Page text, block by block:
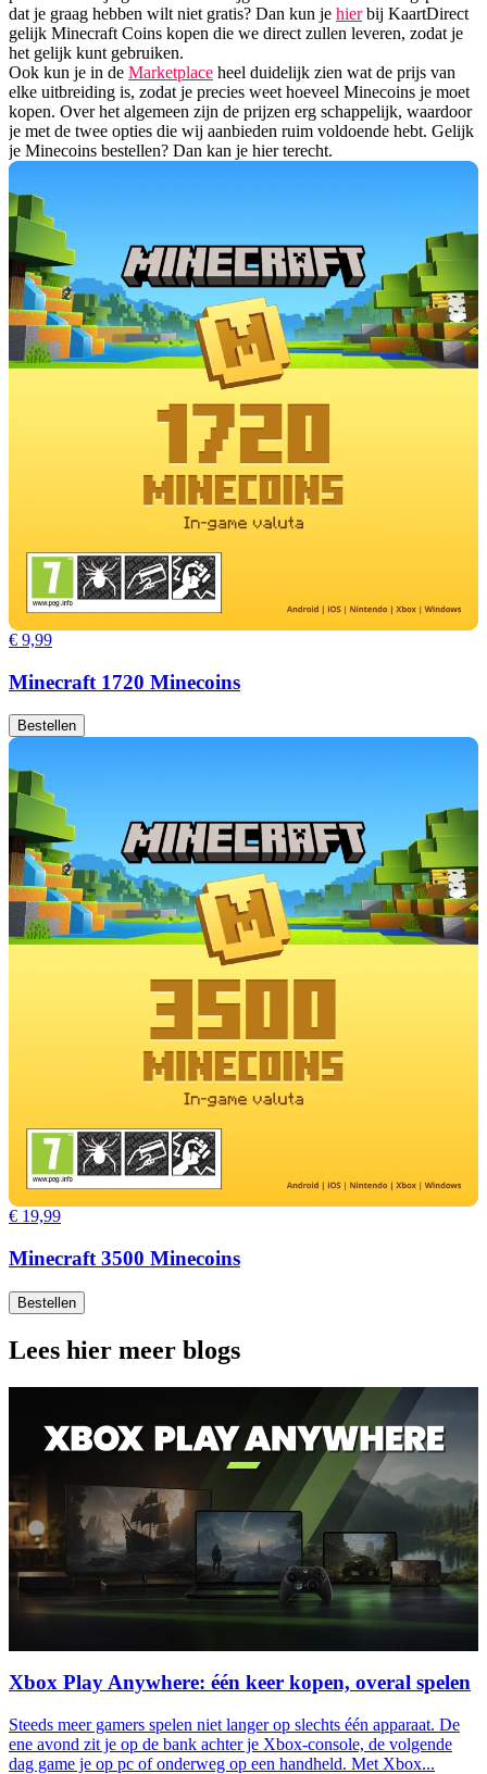
dat je graag hebben wilt niet gratis? Dan kun je hierbij KaartDirect
gelijk Minecraft Coins kopen die we direct zullen leveren, zodat je
het gelijk kunt gebruiken.
Ook kun je in de Marketplace heel duidelijk zien wat de prijs van
elke uitbreiding is, zodat je precies weet hoeveel Minecoins je moet
kopen. Over het algemeen zijn de prijzen erg schappelijk, waardoor
je met de twee opties die wij aanbieden ruim voldoende hebt. Gelijk
je Minecoins bestellen? Dan kan je hier terecht.
€ 9,99
Minecraft 1720 Minecoins
Bestellen
€ 19,99
Minecraft 3500 Minecoins
Bestellen
Lees hier meer blogs
Xbox Play Anywhere: één keer kopen, overal spelen
Steeds meer gamers spelen niet langer op slechts één apparaat. De
ene avond zit je op de bank achter je Xbox-console, de volgende
dag game je op pc of onderweg op een handheld. Met Xbox...